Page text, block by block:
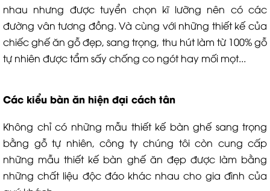
nhau nhưng được tuyển chọn kĩ lưỡng nên có các
đường vân tương đồng. Và cùng với những thiết kế của
chiếc ghế ăn gỗ đẹp, sang trọng, thu hút làm từ 100% gỗ
tự nhiên được tẩm sấy chống co ngót hay mối mọt...
Các kiểu bàn ăn hiện đại cách tân
Không chỉ có những mẫu thiết kế bàn ghế sang trọng
bằng gỗ tự nhiên, công ty chúng tôi còn cung cấp
những mẫu thiết kế bàn ghế ăn đẹp được làm bằng
những chất liệu độc đáo khác nhau cho gia đình của